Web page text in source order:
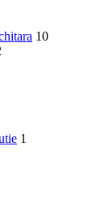
10
1